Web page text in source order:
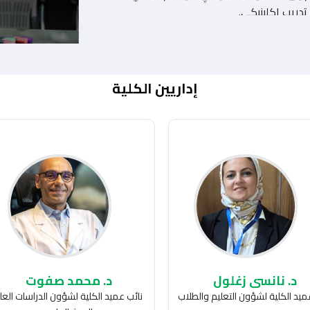
ويُقسم إلى فصلين دراسيين في كل عام، مدة
كل فصل دراسي 15 أسبوعًا أكاديميًا، ويتم استكماله خلال 10 فصول دراسية، تليها سنتان
إداريين الكلية
د. نانسي زغلول
الكلية لشؤون التعليم والطلاب
د. محمد صفوت
نائب عميد الكلية لشؤون الدراسات